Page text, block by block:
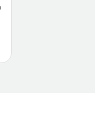
và đẳng cấp hơn